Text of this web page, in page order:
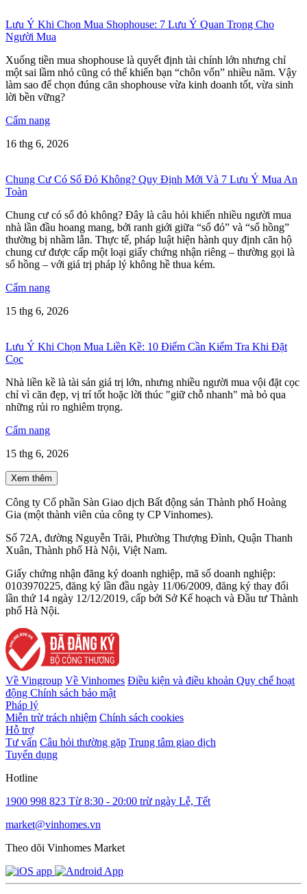
Lưu Ý Khi Chọn Mua Shophouse: 7 Lưu Ý Quan Trọng Cho
Người Mua
Xuống tiền mua shophouse là quyết định tài chính lớn nhưng chỉ
một sai lầm nhỏ cũng có thể khiến bạn “chôn vốn” nhiều năm. Vậy
làm sao để chọn đúng căn shophouse vừa kinh doanh tốt, vừa sinh
lời bền vững?
Cẩm nang
16 thg 6, 2026
Chung Cư Có Sổ Đỏ Không? Quy Định Mới Và 7 Lưu Ý Mua An
Toàn
Chung cư có sổ đỏ không? Đây là câu hỏi khiến nhiều người mua
nhà lần đầu hoang mang, bởi ranh giới giữa “sổ đỏ” và “sổ hồng”
thường bị nhầm lẫn. Thực tế, pháp luật hiện hành quy định căn hộ
chung cư được cấp một loại giấy chứng nhận riêng – thường gọi là
sổ hồng – với giá trị pháp lý không hề thua kém.
Cẩm nang
15 thg 6, 2026
Lưu Ý Khi Chọn Mua Liền Kề: 10 Điểm Cần Kiểm Tra Khi Đặt
Cọc
Nhà liền kề là tài sản giá trị lớn, nhưng nhiều người mua vội đặt cọc
chỉ vì căn đẹp, vị trí tốt hoặc lời thúc "giữ chỗ nhanh" mà bỏ qua
những rủi ro nghiêm trọng.
Cẩm nang
15 thg 6, 2026
Xem thêm
Công ty Cổ phần Sàn Giao dịch Bất động sản Thành phố Hoàng
Gia (một thành viên của công ty CP Vinhomes).
Số 72A, đường Nguyễn Trãi, Phường Thượng Đình, Quận Thanh
Xuân, Thành phố Hà Nội, Việt Nam.
Giấy chứng nhận đăng ký doanh nghiệp, mã số doanh nghiệp:
0103970225, đăng ký lần đầu ngày 11/06/2009, đăng ký thay đổi
lần thứ 14 ngày 12/12/2019, cấp bởi Sở Kế hoạch và Đầu tư Thành
phố Hà Nội.
Về Vingroup Về Vinhomes Điều kiện và điều khoản Quy chế hoạt
động Chính sách bảo mật
Pháp lý
Miễn trừ trách nhiệm Chính sách cookies
Hỗ trợ
Tư vấn Câu hỏi thường gặp Trung tâm giao dịch
Tuyển dụng
Hotline
1900 998 823 Từ 8:30 - 20:00 trừ ngày Lễ, Tết
market@vinhomes.vn
Theo dõi Vinhomes Market